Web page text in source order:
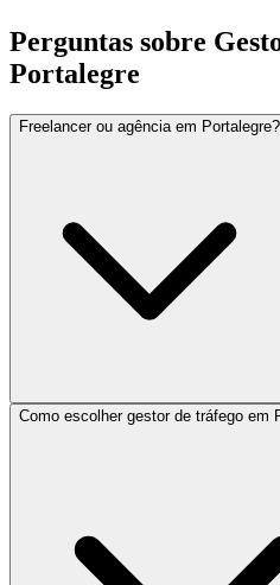
Perguntas sobre
Portalegre
Freelancer ou agência em Portalegre?
Como escolher gestor de tráfego em